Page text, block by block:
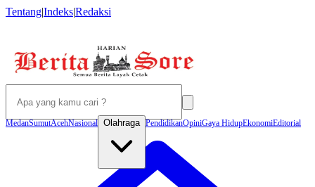
Tentang|Indeks|Redaksi
MedanSumutAcehNasional Olahraga PendidikanOpiniGaya HidupEkonomiEditorial